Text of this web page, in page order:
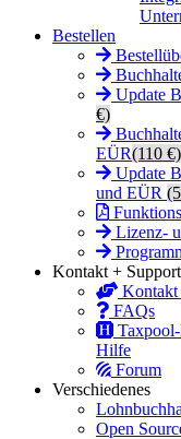
Bestellen
Update
€)
EÜR(110 €)
Update
und EÜR
Lizenz-
Kontakt + Support
Kontakt
FAQs
Hilfe
Forum
Verschiedenes
Open